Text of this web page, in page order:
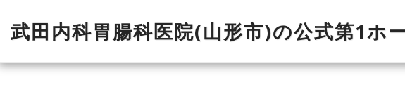
武田内科胃腸科医院(山形市)の公式第1ホ